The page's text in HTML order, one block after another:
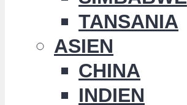
TANSANIA
ASIEN
CHINA
INDIEN